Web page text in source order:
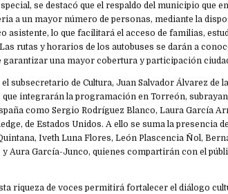
se destacó que el respaldo del municipio que
a un mayor número de personas, mediante la
asistente, lo que facilitará el acceso de familias,
Las rutas y horarios de los autobuses se darán a
garantizar una mayor cobertura y participación
subsecretario de Cultura, Juan Salvador Álvarez de
integrarán la programación en Torreón,
como Sergio Rodríguez Blanco, Laura García
de Estados Unidos. A ello se suma la presencia
Iveth Luna Flores, León Plascencia Ñol,
y Aura García-Junco, quienes compartirán con el
riqueza de voces permitirá fortalecer el diálogo